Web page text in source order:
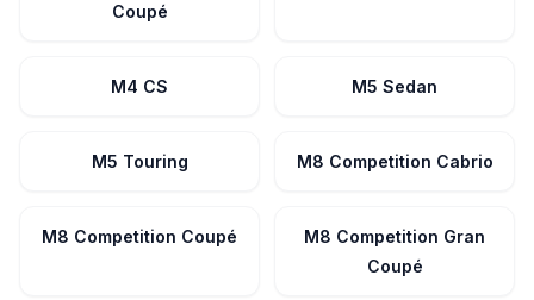
Coupé
M4 CS M5 Sedan
M5 Touring M8 Competition Cabrio
M8 Competition Coupé
M8 Competition Gran
Coupé